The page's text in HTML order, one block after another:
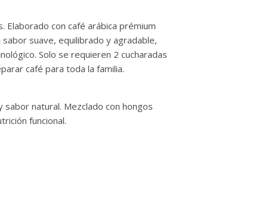
con café arábica prémium
suave, equilibrado y agradable,
Solo se requieren 2 cucharadas
café para toda la familia.
natural. Mezclado con hongos
funcional.